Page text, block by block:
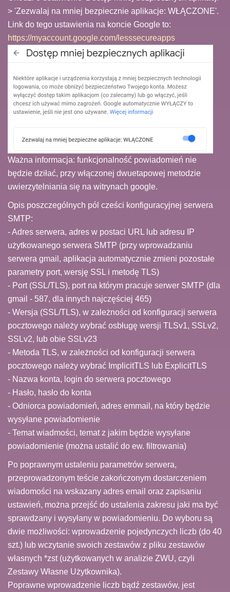
> 'Zezwalaj na mniej bezpiecznie aplikacje: WŁĄCZONE'.
Link do tego ustawienia na koncie Google to:
https://myaccount.google.com/lesssecureapps
Ważna informacja: funkcjonalność powiadomień nie
będzie dziłać, przy włączonej dwuetapowej metodzie
uwierzytelniania się na witrynach google.
Opis poszczególnych pól cześci konfiguracyjnej serwera
SMTP:
- Adres serwera, adres w postaci URL lub adresu IP
użytkowanego serwera SMTP (przy wprowadzaniu
serwera gmail, aplikacja automatycznie zmieni pozostałe
parametry port, wersję SSL i metodę TLS)
- Port (SSL/TLS), port na którym pracuje serwer SMTP (dla
gmail - 587, dla innych najczęściej 465)
- Wersja (SSL/TLS), w zależności od konfiguracji serwera
pocztowego należy wybrać osbługę wersji TLSv1, SSLv2,
SSLv2, lub obie SSLv23
- Metoda TLS, w zależności od konfiguracji serwera
pocztowego należy wybrać ImplicitTLS lub ExplicitTLS
- Nazwa konta, login do serwera pocztowego
- Hasło, hasło do konta
- Odniorca powiadomień, adres emmail, na który będzie
wysyłane powiadomienie
- Temat wiadmości, temat z jakim będzie wysyłane
powiadomienie (można ustalić do ew. filtrowania)
Po poprawnym ustaleniu parametrów serwera,
przeprowadzonym teście zakończonym dostarczeniem
wiadomości na wskazany adres email oraz zapisaniu
ustawień, można przejść do ustalenia zakresu jaki ma być
sprawdzany i wysyłany w powiadomieniu. Do wyboru są
dwie możliwości: wprowadzenie pojedynczych liczb (do 40
szt.) lub wczytanie swoich zestawów z pliku zestawów
własnych *zst (użytkowanych w analizie ZWU, czyli
Zestawy Własne Użytkownika).
Poprawne wprowadzenie liczb bądź zestawów, jest